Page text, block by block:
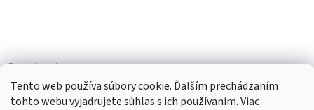
Tento web používa súbory cookie. Ďalším prechádzaním
tohto webu vyjadrujete súhlas s ich používaním. Viac
Facebook